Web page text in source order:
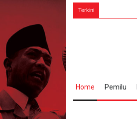
Terkini
Home Pemilu